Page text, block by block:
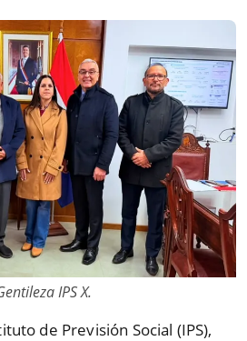
IPS X.
de Previsión Social (IPS),